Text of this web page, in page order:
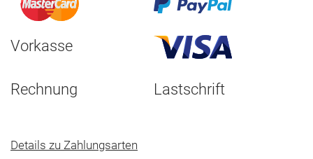
Vorkasse
Rechnung Lastschrift
Details zu Zahlungsarten